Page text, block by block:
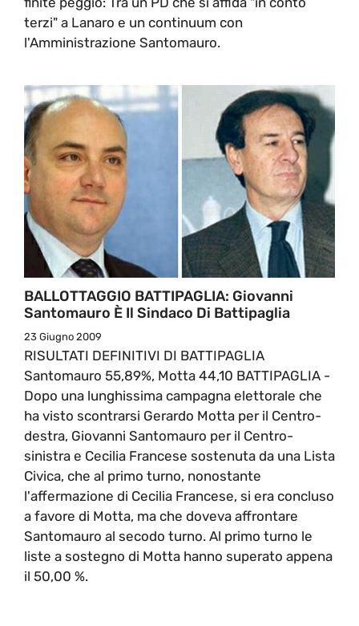
terzi" a Lanaro e un continuum con
l'Amministrazione Santomauro.
BALLOTTAGGIO BATTIPAGLIA: Giovanni
Santomauro È Il Sindaco Di Battipaglia
23 Giugno 2009
RISULTATI DEFINITIVI DI BATTIPAGLIA
Santomauro 55,89%, Motta 44,10 BATTIPAGLIA -
Dopo una lunghissima campagna elettorale che
ha visto scontrarsi Gerardo Motta per il Centro-
destra, Giovanni Santomauro per il Centro-
sinistra e Cecilia Francese sostenuta da una Lista
Civica, che al primo turno, nonostante
l'affermazione di Cecilia Francese, si era concluso
a favore di Motta, ma che doveva affrontare
Santomauro al secodo turno. Al primo turno le
liste a sostegno di Motta hanno superato appena
il 50,00 %.